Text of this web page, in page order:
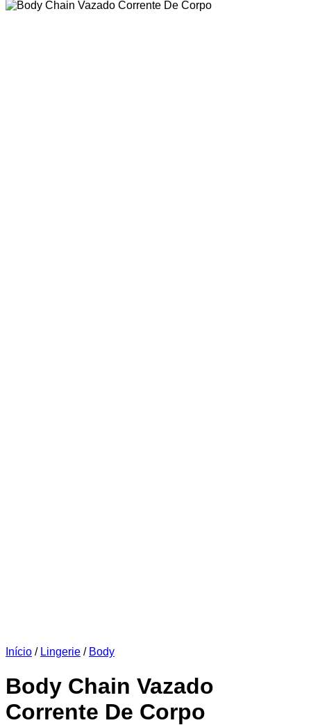
Início / Lingerie / Body
Body Chain Vazado
Corrente De Corpo